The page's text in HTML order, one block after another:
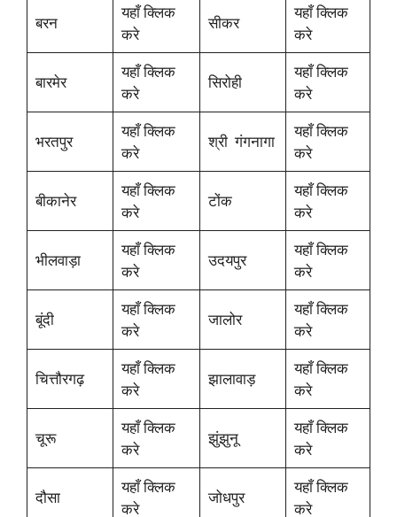
बरन
यहाँ क्लिक
करे
सीकर
यहाँ क्लिक
करे
बारमेर
यहाँ क्लिक
करे
सिरोही
यहाँ क्लिक
करे
भरतपुर
यहाँ क्लिक
करे
श्री गंगनागा
यहाँ क्लिक
करे
बीकानेर
यहाँ क्लिक
करे
टोंक
यहाँ क्लिक
करे
भीलवाड़ा
यहाँ क्लिक
करे
उदयपुर
यहाँ क्लिक
करे
बूंदी
यहाँ क्लिक
करे
जालोर
यहाँ क्लिक
करे
चित्तौरगढ़
यहाँ क्लिक
करे
झालावाड़
यहाँ क्लिक
करे
चूरू
यहाँ क्लिक
करे
झुंझुनू
यहाँ क्लिक
करे
दौसा
यहाँ क्लिक
करे
जोधपुर
यहाँ क्लिक
करे